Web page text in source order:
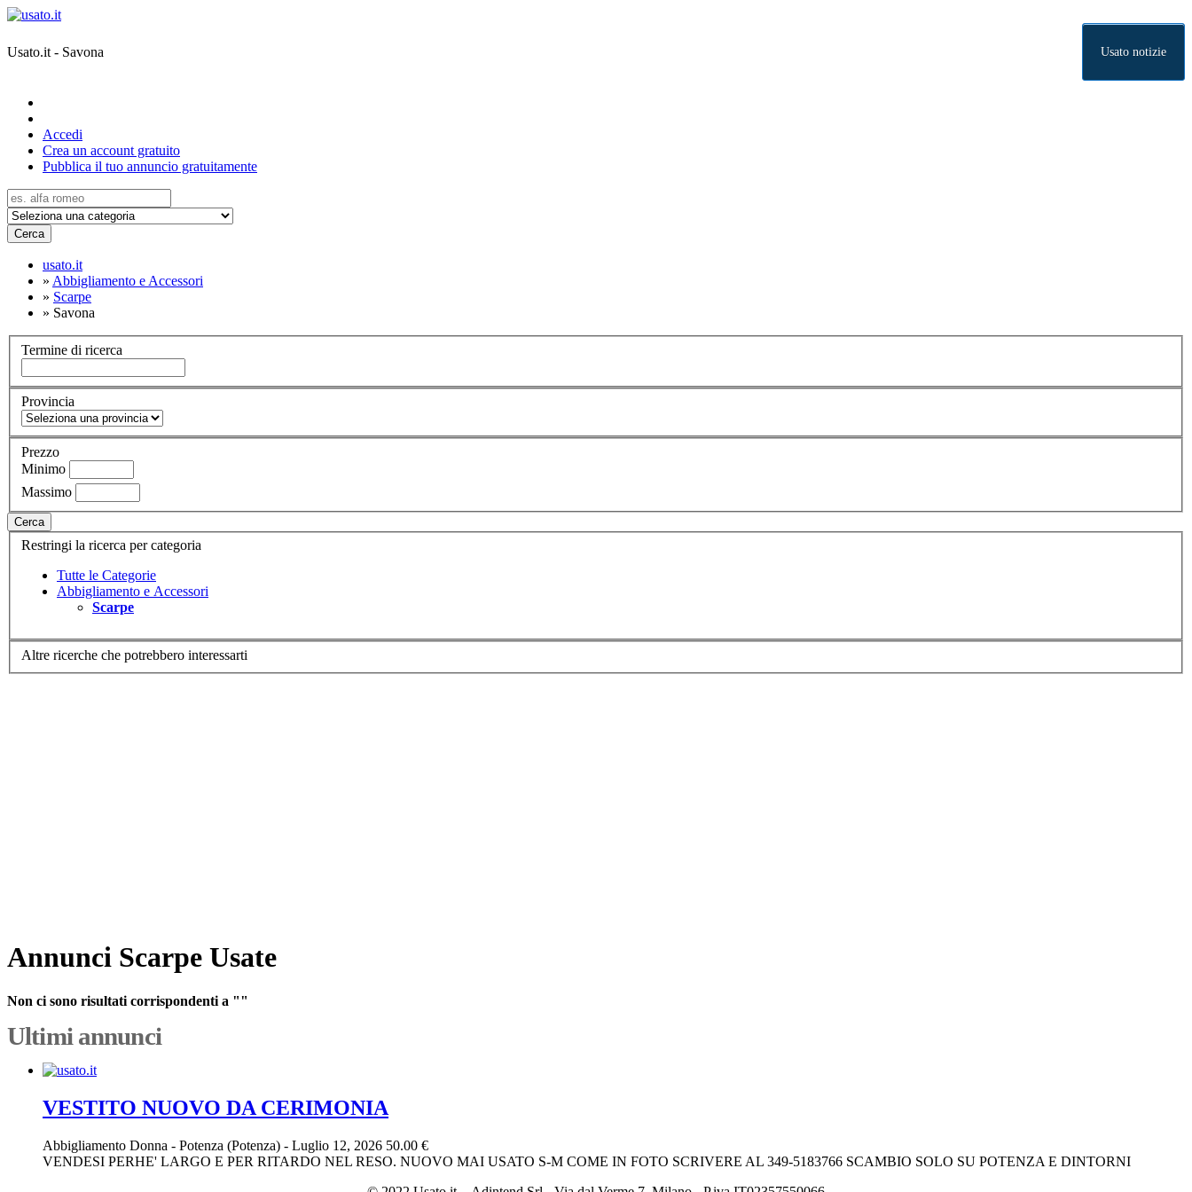
Usato.it - Savona Usato notizie
Accedi
Crea un account gratuito
Pubblica il tuo annuncio gratuitamente
Cerca
usato.it
» Abbigliamento e Accessori
» Scarpe
» Savona
Termine di ricerca
Provincia
Prezzo
Minimo
Massimo
Cerca
Restringi la ricerca per categoria
Tutte le Categorie
Abbigliamento e Accessori
Scarpe
Altre ricerche che potrebbero interessarti
Annunci Scarpe Usate
Non ci sono risultati corrispondenti a ""
Ultimi annunci
VESTITO NUOVO DA CERIMONIA
Abbigliamento Donna - Potenza (Potenza) - Luglio 12, 2026 50.00 €
VENDESI PERHE' LARGO E PER RITARDO NEL RESO. NUOVO MAI USATO S-M COME IN FOTO SCRIVERE AL 349-5183766 SCAMBIO SOLO SU POTENZA E DINTORNI